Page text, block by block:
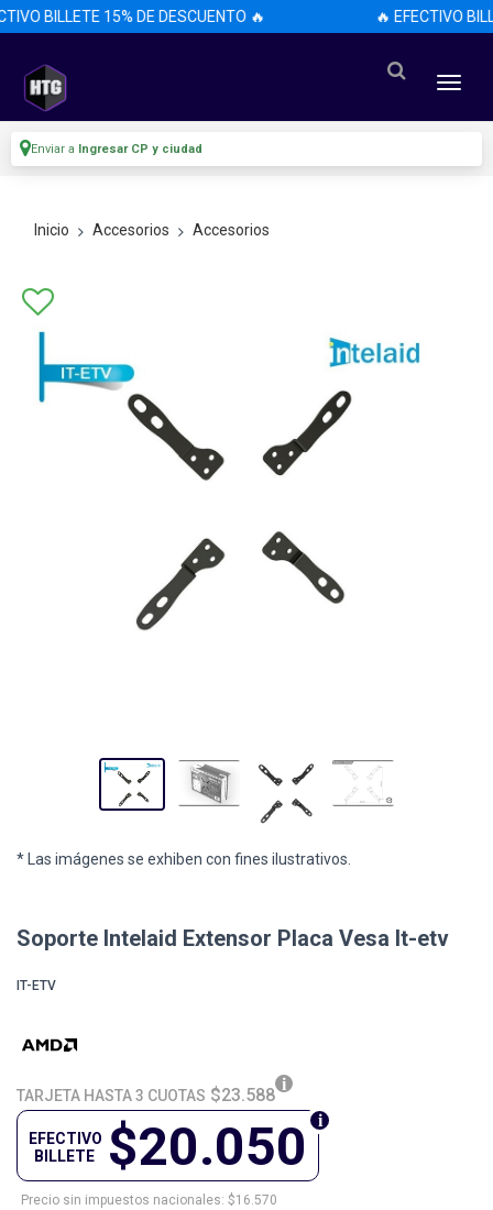
BILLETE 15% DE DESCUENTO 🔥 🔥 EFECTIVO
Enviar a Ingresar CP y ciudad
Inicio Accesorios Accesorios
* Las imágenes se exhiben con fines ilustrativos.
Soporte Intelaid Extensor Placa Vesa It-etv
IT-ETV
TARJETA HASTA 3 CUOTAS $23.588
$20.050
EFECTIVO
BILLETE
Precio sin impuestos nacionales: $16.570